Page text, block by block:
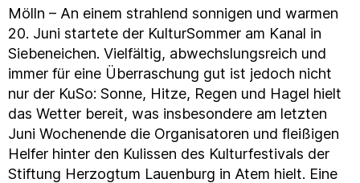
Mölln – An einem strahlend sonnigen und warmen
20. Juni startete der KulturSommer am Kanal in
Siebeneichen. Vielfältig, abwechslungsreich und
immer für eine Überraschung gut ist jedoch nicht
nur der KuSo: Sonne, Hitze, Regen und Hagel hielt
das Wetter bereit, was insbesondere am letzten
Juni Wochenende die Organisatoren und fleißigen
Helfer hinter den Kulissen des Kulturfestivals der
Stiftung Herzogtum Lauenburg in Atem hielt. Eine